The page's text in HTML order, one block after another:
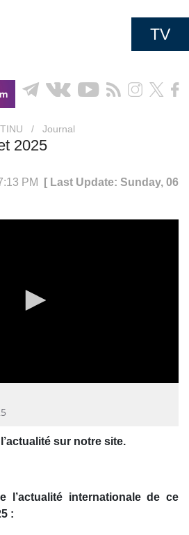
TV
/ Journal
2025
PM
[ Last Update: Sunday, 06
sur notre site.
l’actualité internationale de ce
: